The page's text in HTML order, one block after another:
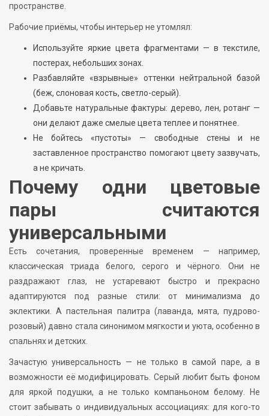
пространстве.
Рабочие приёмы, чтобы интерьер не утомлял:
Используйте яркие цвета фрагментами — в текстиле,
постерах, небольших зонах.
Разбавляйте «взрывные» оттенки нейтральной базой
(беж, слоновая кость, светло-серый).
Добавьте натуральные фактуры: дерево, лен, ротанг —
они делают даже смелые цвета теплее и понятнее.
Не бойтесь «пустоты» — свободные стены и не
заставленное пространство помогают цвету зазвучать,
а не кричать.
Почему одни цветовые
пары считаются
универсальными
Есть сочетания, проверенные временем — например,
классическая триада белого, серого и чёрного. Они не
раздражают глаз, не устаревают быстро и прекрасно
адаптируются под разные стили: от минимализма до
эклектики. А пастельная палитра (лаванда, мята, пудрово-
розовый) давно стала синонимом мягкости и уюта, особенно в
спальнях и детских.
Зачастую универсальность — не только в самой паре, а в
возможности её модифицировать. Серый любит быть фоном
для яркой подушки, а не только компаньоном белому. Не
стоит забывать о индивидуальных ассоциациях: для кого-то